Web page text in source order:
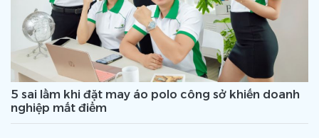
5 sai lầm khi đặt may áo polo công sở khiến doanh
nghiệp mất điểm